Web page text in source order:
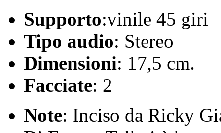
Supporto:vinile 45 giri
Tipo audio: Stereo
Dimensioni: 17,5 cm.
Facciate: 2
Note: Inciso da Ricky